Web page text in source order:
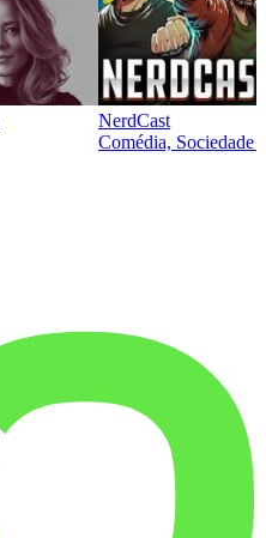
NerdCast
Comédia, Sociedade